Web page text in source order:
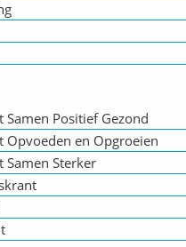
Positief Gezond
en Opgroeien
Sterker